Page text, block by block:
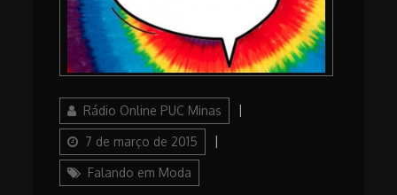
AuthorRádio Online PUC Minas
7 de março de 2015
Falando em Moda